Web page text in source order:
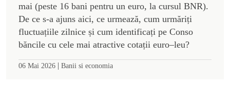
mai (peste 16 bani pentru un euro, la cursul BNR).
De ce s-a ajuns aici, ce urmează, cum urmăriți
fluctuațiile zilnice și cum identificați pe Conso
băncile cu cele mai atractive cotații euro–leu?
06 Mai 2026 | Banii si economia